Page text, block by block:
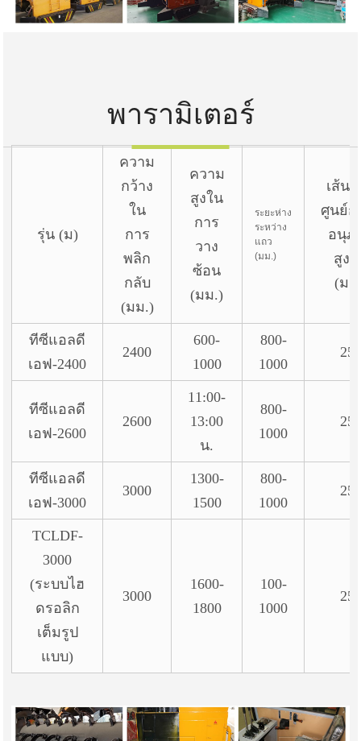
พารามิเตอร์
รุ่น (ม)
ความ
กว้าง
ใน
การ
พลิก
กลับ
(มม.)
ความ
สูงใน
การ
วาง
ซ้อน
(มม.)
ระยะห่าง
ระหว่าง
แถว
(มม.)
เส้น
ศูนย์ก
อนุภ
สูง
(มม
ทีซีแอลดี
เอฟ-2400
2400
600-
1000
800-
1000
ทีซีแอลดี
เอฟ-2600
2600
11:00-
13:00
น.
800-
1000
ทีซีแอลดี
เอฟ-3000
3000
1300-
1500
800-
1000
TCLDF-
3000
(ระบบไฮ
ดรอลิก
เต็มรูป
แบบ)
3000
1600-
1800
100-
1000